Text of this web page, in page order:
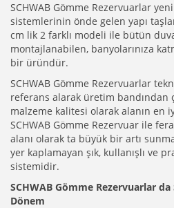
SCHWAB Gömme Rezervuarlar
sistemlerinin önde gelen yapı
cm lik 2 farklı modeli ile bütün
montajlanabilen, banyolarınıza
bir üründür.
SCHWAB Gömme Rezervuarlar
referans alarak üretim bandından
malzeme kalitesi olarak alanın en
SCHWAB Gömme Rezervuar ile
alanı olarak ta büyük bir artı
yer kaplamayan şık, kullanışlı ve
sistemidir.
SCHWAB Gömme Rezervuarlar
Dönem